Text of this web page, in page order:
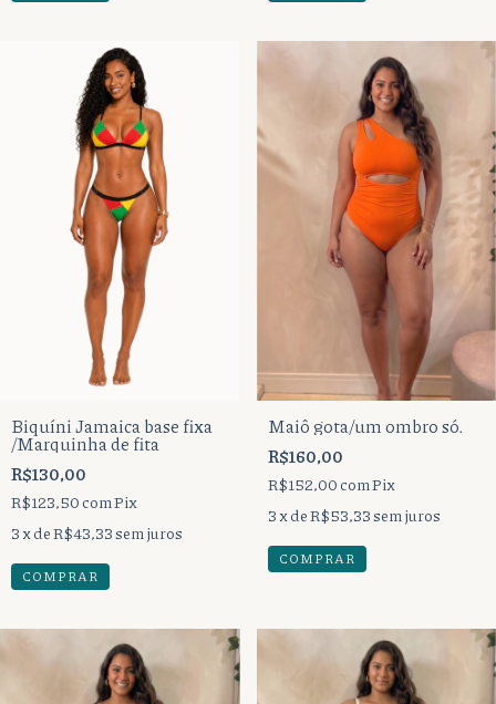
Biquíni Jamaica base fixa
/Marquinha de fita
R$130,00
R$123,50 comPix
3x deR$43,33sem juros
COMPRAR
Maiô gota/um ombro só.
R$160,00
R$152,00 comPix
3x deR$53,33sem juros
COMPRAR